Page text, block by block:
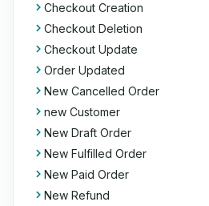
Checkout Creation
Checkout Deletion
Checkout Update
Order Updated
New Cancelled Order
new Customer
New Draft Order
New Fulfilled Order
New Paid Order
New Refund